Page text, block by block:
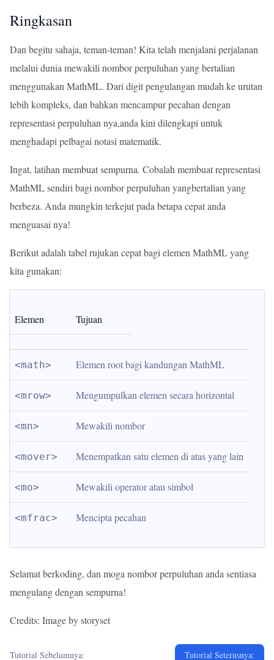
Ringkasan
Dan begitu sahaja, teman-teman! Kita telah menjalani perjalanan
melalui dunia mewakili nombor perpuluhan yang bertalian
menggunakan MathML. Dari digit pengulangan mudah ke urutan
lebih kompleks, dan bahkan mencampur pecahan dengan
representasi perpuluhan nya,anda kini dilengkapi untuk
menghadapi pelbagai notasi matematik.
Ingat, latihan membuat sempurna. Cobalah membuat representasi
MathML sendiri bagi nombor perpuluhan yangbertalian yang
berbeza. Anda mungkin terkejut pada betapa cepat anda
menguasai nya!
Berikut adalah tabel rujukan cepat bagi elemen MathML yang
kita gunakan:
Elemen Tujuan
<math> Elemen root bagi kandungan MathML
<mrow> Mengumpulkan elemen secara horizontal
<mn> Mewakili nombor
<mover> Menempatkan satu elemen di atas yang lain
<mo> Mewakili operator atau simbol
<mfrac> Mencipta pecahan
Selamat berkoding, dan moga nombor perpuluhan anda sentiasa
mengulang dengan sempurna!
Credits: Image by storyset
Tutorial Sebelumnya: Tutorial Seterusnya: